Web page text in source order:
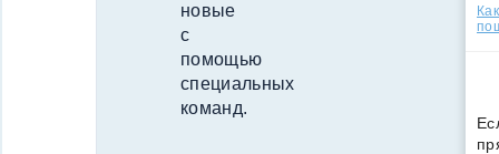
новые
с
помощью
специальных
команд.